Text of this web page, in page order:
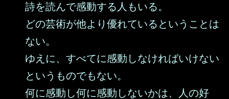
詩を読んで感動する人もいる。
どの芸術が他より優れているということは
ない。
ゆえに、すべてに感動しなければいけない
というものでもない。
何に感動し何に感動しないかは、人の好